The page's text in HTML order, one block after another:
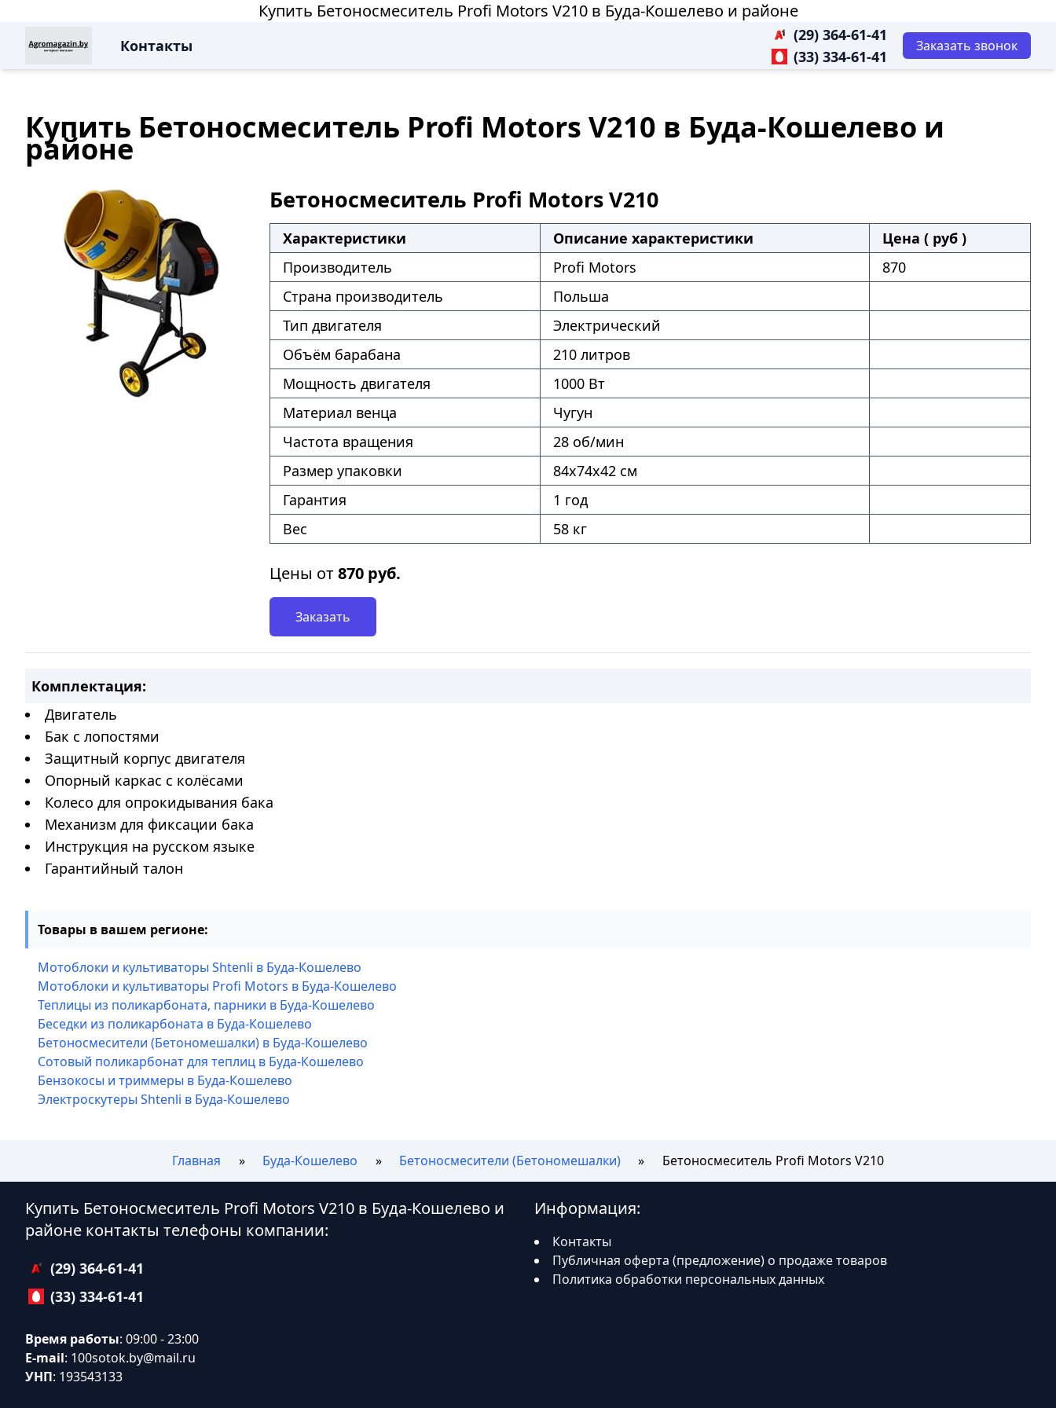
Купить Бетоносмеситель Profi Motors V210 в Буда-Кошелево и районе
Контакты
(29) 364-61-41
(33) 334-61-41
Заказать звонок
Купить Бетоносмеситель Profi Motors V210 в Буда-Кошелево и
районе
Бетоносмеситель Profi Motors V210
Характеристики Описание характеристики
Цена ( руб )
Производитель
Profi Motors
870
Страна производитель
Польша
Тип двигателя
Электрический
Объём барабана
210 литров
Мощность двигателя
1000 Вт
Материал венца
Чугун
Частота вращения
28 об/мин
Размер упаковки
84х74х42 см
Гарантия
1 год
Вес
58 кг
Цены от870 руб.
Заказать
Комплектация:
Двигатель
Бак с лопостями
Защитный корпус двигателя
Опорный каркас с колёсами
Колесо для опрокидывания бака
Механизм для фиксации бака
Инструкция на русском языке
Гарантийный талон
Товары в вашем регионе:
Мотоблоки и культиваторы Shtenli в Буда-Кошелево
Мотоблоки и культиваторы Profi Motors в Буда-Кошелево
Теплицы из поликарбоната, парники в Буда-Кошелево
Беседки из поликарбоната в Буда-Кошелево
Бетоносмесители (Бетономешалки) в Буда-Кошелево
Сотовый поликарбонат для теплиц в Буда-Кошелево
Бензокосы и триммеры в Буда-Кошелево
Электроскутеры Shtenli в Буда-Кошелево
Главная Буда-Кошелево Бетоносмесители (Бетономешалки) Бетоносмеситель Profi Motors V210
Купить Бетоносмеситель Profi Motors V210 в Буда-Кошелево и
районе контакты телефоны компании:
(29) 364-61-41
(33) 334-61-41
Время работы: 09:00 - 23:00
E-mail: 100sotok.by@mail.ru
УНП: 193543133
Информация:
Контакты
Публичная оферта (предложение) о продаже товаров
Политика обработки персональных данных